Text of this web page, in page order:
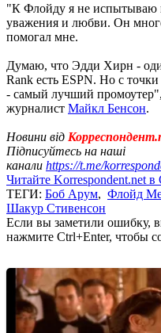
"К Флойду я не испытываю
уважения и любви. Он
помогал мне.
Думаю, что Эдди Хирн -
Rank есть ESPN. Но с
- самый лучший
журналист Майкл Бенсон.
Новини від
Підписуйтесь на наші
канали https://t.me/
Читайте Korrespondent.net в
ТЕГИ: Боб Арум, Флойд
Шакур Стивенсон
Если вы заметили ошибку,
нажмите Ctrl+Enter, чтобы